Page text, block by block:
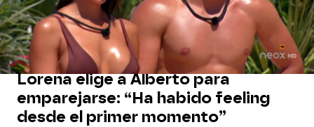
Mejores momentos
EMPAREJAMIENTOS
Lorena elige a Alberto para
emparejarse: “Ha habido feeling
desde el primer momento”